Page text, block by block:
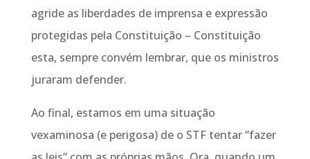
agride as liberdades de imprensa e expressão
protegidas pela Constituição – Constituição
esta, sempre convém lembrar, que os ministros
juraram defender.
Ao final, estamos em uma situação
vexaminosa (e perigosa) de o STF tentar “fazer